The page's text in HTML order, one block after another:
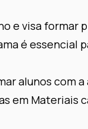
e visa formar
é essencial
alunos com
em Materiais